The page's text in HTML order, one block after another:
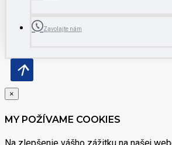
Zavolajte nám
×
MY POŽÍVAME COOKIES